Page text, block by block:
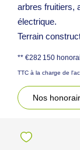
arbres fruitiers,
électrique.
Terrain
** €282 150
TTC à la charge de
Nos